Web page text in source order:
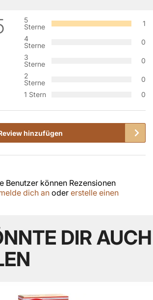
5
Sterne
1
4
Sterne
0
3
Sterne
0
2
Sterne
0
1 Stern
0
hinzufügen
Benutzer können Rezensionen
dich an oder erstelle einen
DIR AUCH